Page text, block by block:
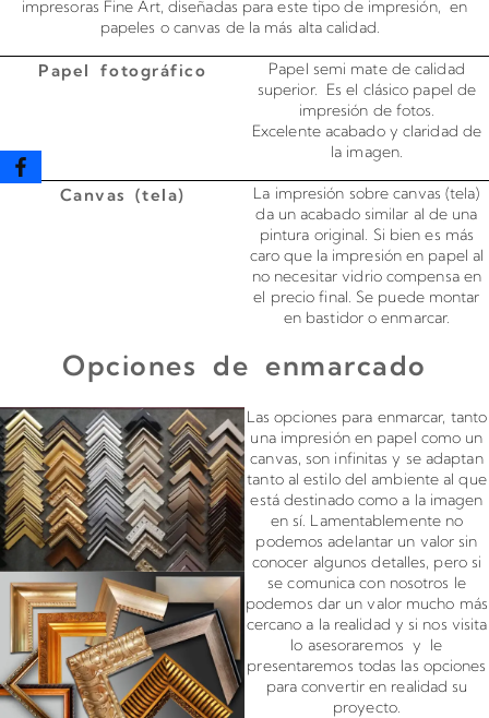
impresoras Fine Art, diseñadas para este tipo de impresión, en
papeles o canvas de la más alta calidad.
Papel fotográfico
Papel semi mate de calidad
superior. Es el clásico papel de
impresión de fotos.
Excelente acabado y claridad de
la imagen.
Canvas (tela)
La impresión sobre canvas (tela)
da un acabado similar al de una
pintura original. Si bien es más
caro que la impresión en papel al
no necesitar vidrio compensa en
el precio final. Se puede montar
en bastidor o enmarcar.
Opciones de enmarcado
Las opciones para enmarcar, tanto
una impresión en papel como un
canvas, son infinitas y se adaptan
tanto al estilo del ambiente al que
está destinado como a la imagen
en sí. Lamentablemente no
podemos adelantar un valor sin
conocer algunos detalles, pero si
se comunica con nosotros le
podemos dar un valor mucho más
cercano a la realidad y si nos visita
lo asesoraremos y le
presentaremos todas las opciones
para convertir en realidad su
proyecto.